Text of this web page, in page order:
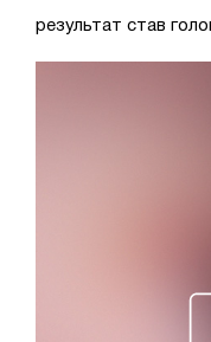
результат став